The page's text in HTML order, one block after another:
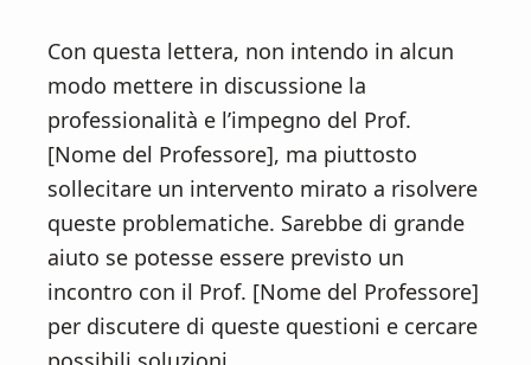
Con questa lettera, non intendo in alcun
modo mettere in discussione la
professionalità e l’impegno del Prof.
[Nome del Professore], ma piuttosto
sollecitare un intervento mirato a risolvere
queste problematiche. Sarebbe di grande
aiuto se potesse essere previsto un
incontro con il Prof. [Nome del Professore]
per discutere di queste questioni e cercare